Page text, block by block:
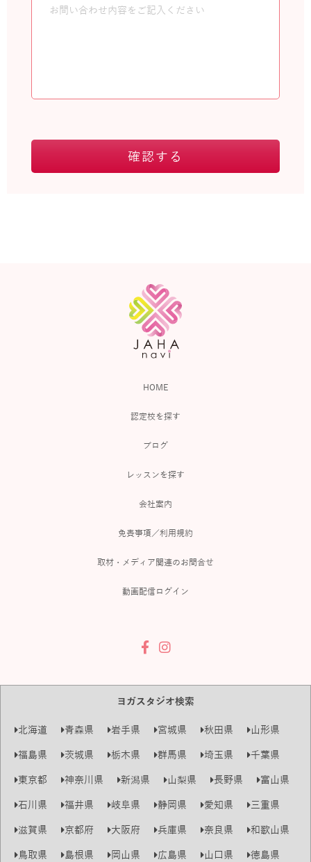
確認する
HOME
認定校を探す
ブログ
レッスンを探す
会社案内
免責事項／利用規約
取材・メディア関連のお問合せ
動画配信ログイン
ヨガスタジオ検索
北海道 青森県 岩手県 宮城県 秋田県
山形県
福島県
茨城県 栃木県 群馬県 埼玉県
千葉県
東京都
神奈川県 新潟県 山梨県 長野県
富山県
石川県
福井県 岐阜県 静岡県 愛知県
三重県
滋賀県
京都府 大阪府 兵庫県 奈良県
和歌山県
鳥取県
島根県 岡山県 広島県 山口県 徳島県